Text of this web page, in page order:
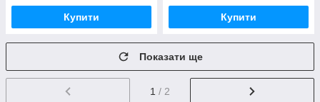
Купити Купити
Показати ще
1 / 2